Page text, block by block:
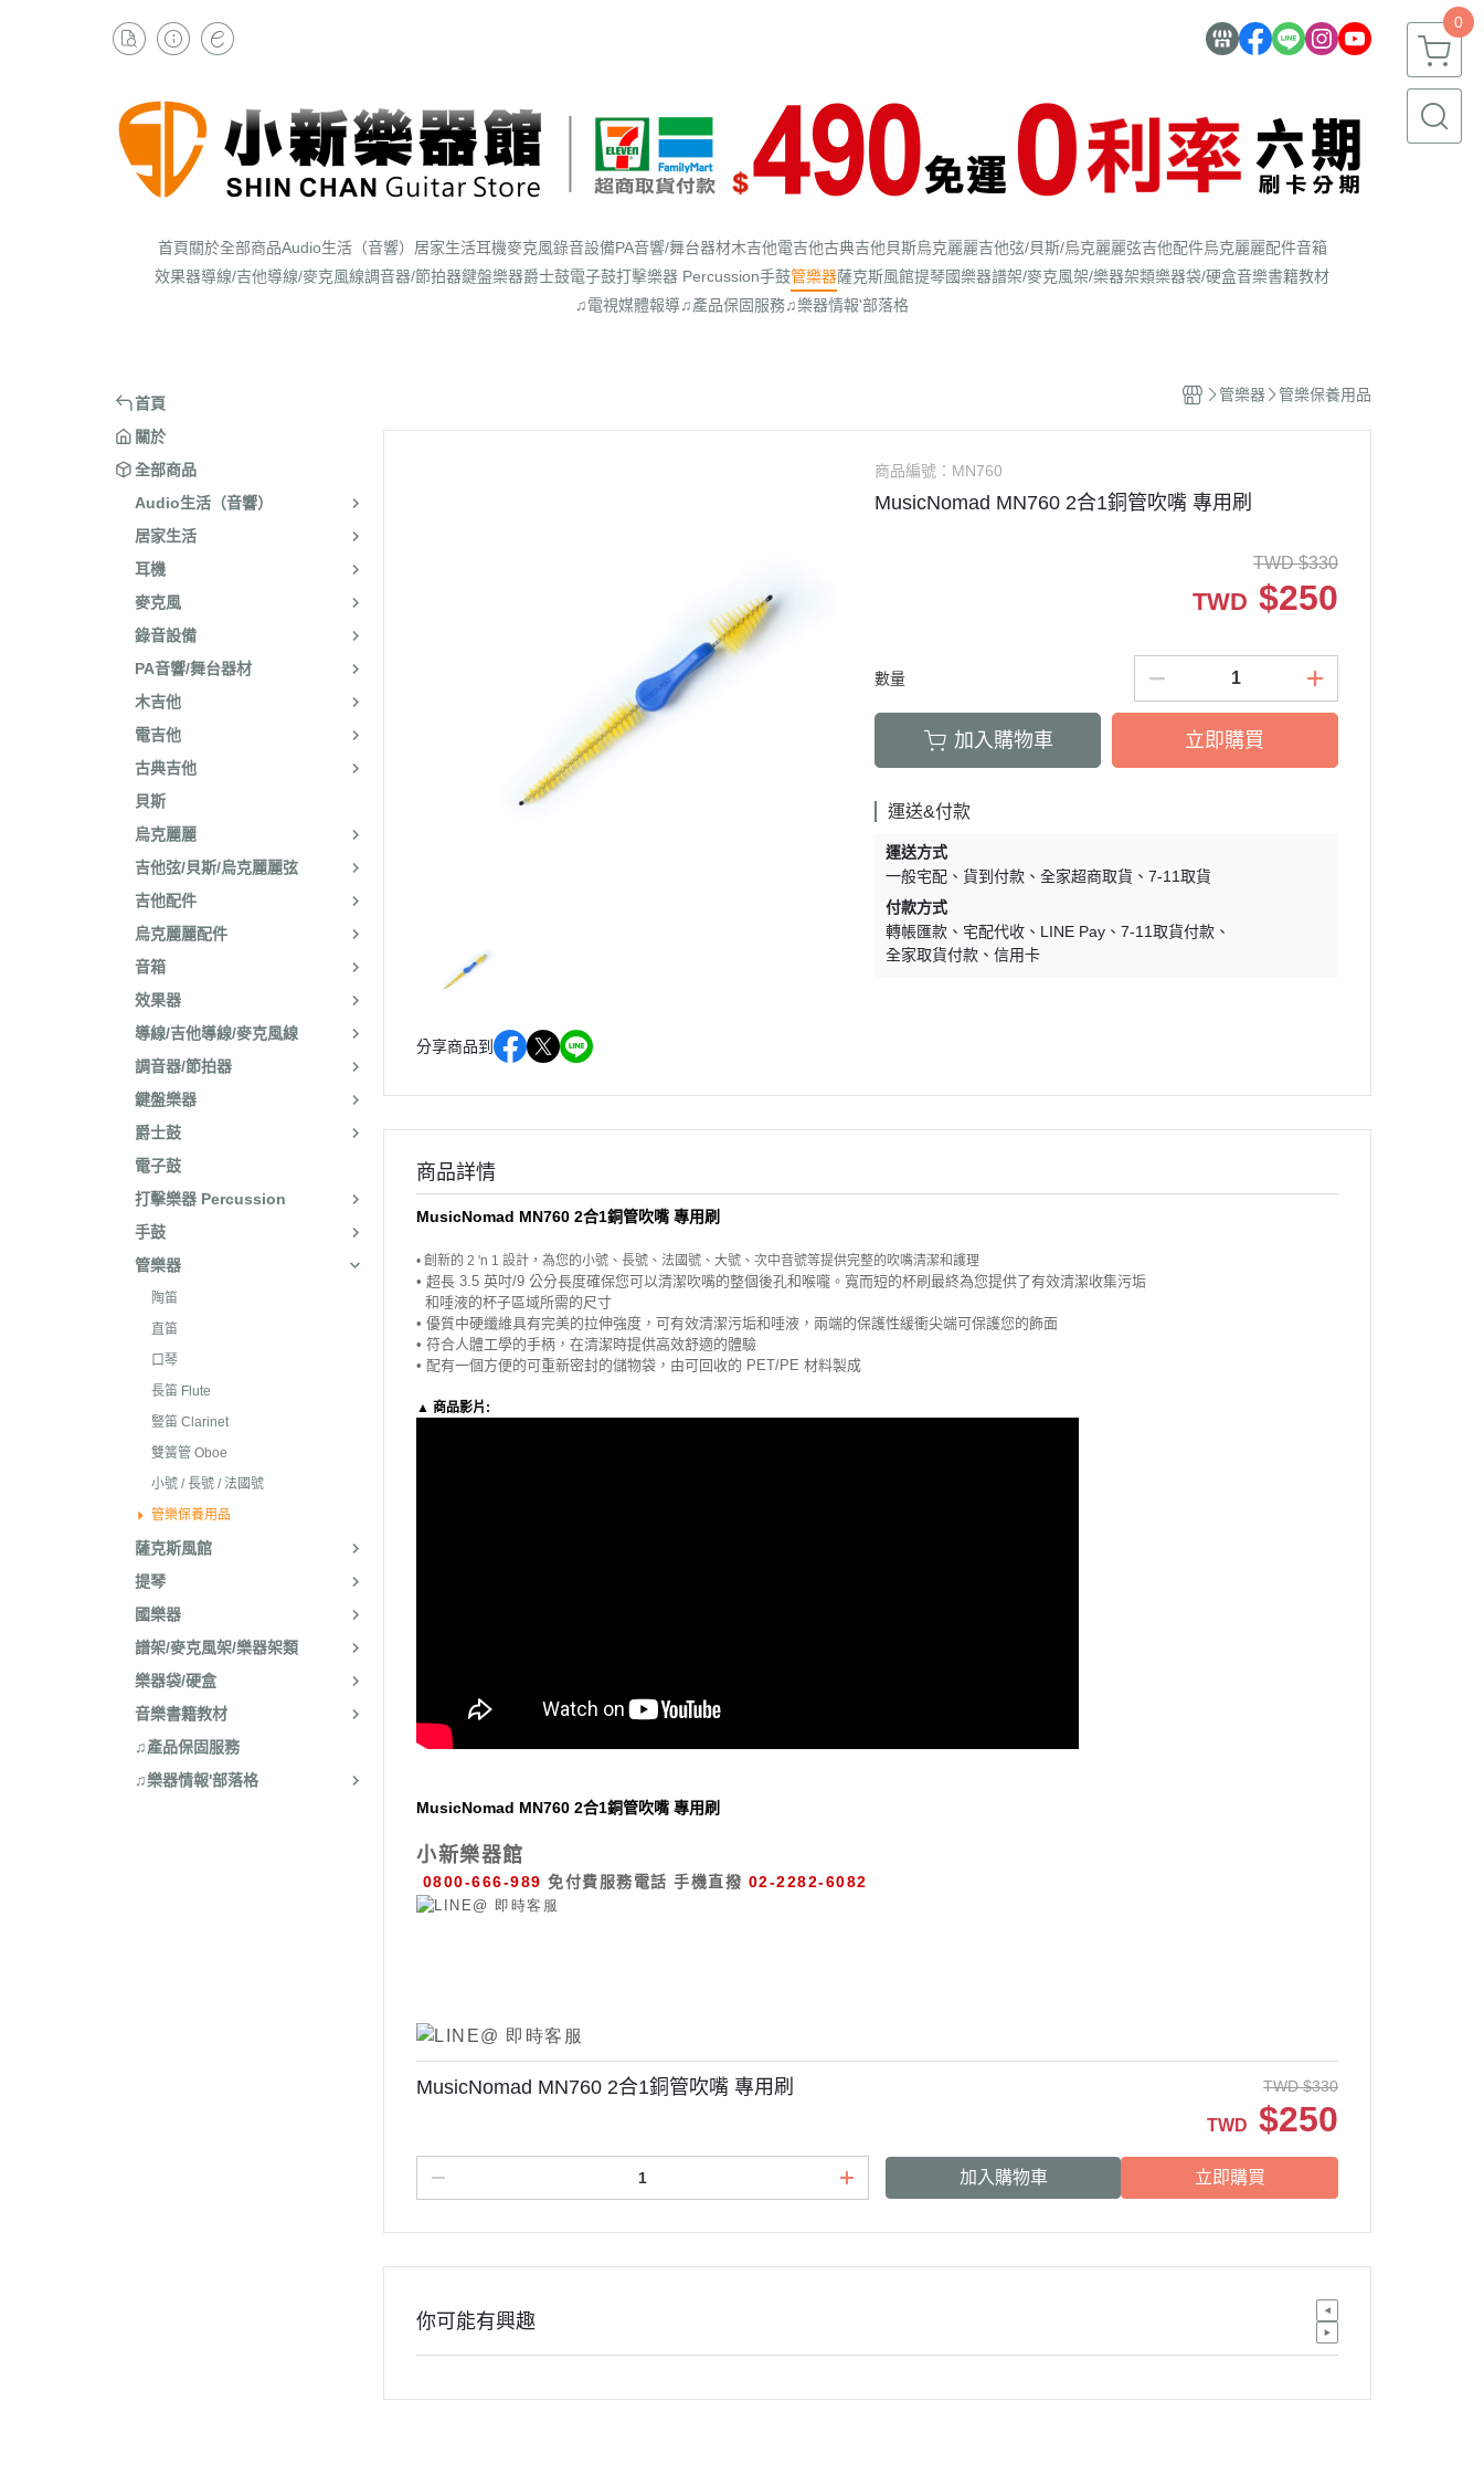
0
首頁關於全部商品Audio生活（音響） 居家生活耳機麥克風錄音設備PA音響/舞台器材木吉他電吉他古典吉他貝斯烏克麗麗吉他弦/貝斯/烏克麗麗弦吉他配件烏克麗麗配件音箱
效果器導線/吉他導線/麥克風線調音器/節拍器鍵盤樂器爵士鼓電子鼓打擊樂器 Percussion手鼓管樂器薩克斯風館提琴國樂器譜架/麥克風架/樂器架類樂器袋/硬盒音樂書籍教材
♫電視媒體報導♫產品保固服務♫樂器情報'部落格
首頁
關於
全部商品
Audio生活（音響）
居家生活
耳機
麥克風
錄音設備
PA音響/舞台器材
木吉他
電吉他
古典吉他
貝斯
烏克麗麗
吉他弦/貝斯/烏克麗麗弦
吉他配件
烏克麗麗配件
音箱
效果器
導線/吉他導線/麥克風線
調音器/節拍器
鍵盤樂器
爵士鼓
電子鼓
打擊樂器 Percussion
手鼓
管樂器
陶笛
直笛
口琴
長笛 Flute
豎笛 Clarinet
雙簧管 Oboe
小號 / 長號 / 法國號
管樂保養用品
薩克斯風館
提琴
國樂器
譜架/麥克風架/樂器架類
樂器袋/硬盒
音樂書籍教材
♫產品保固服務
♫樂器情報'部落格
管樂器 管樂保養用品
分享商品到
商品編號： MN760
MusicNomad MN760 2合1銅管吹嘴 專用刷
TWD $330
TWD $250
數量
加入購物車 立即購買
運送&付款
運送方式
一般宅配
貨到付款 全家超商取貨
7-11取貨
付款方式
轉帳匯款
宅配代收 LINE Pay
7-11取貨付款
全家取貨付款
信用卡
商品詳情
MusicNomad MN760 2合1銅管吹嘴 專用刷
• 創新的 2 'n 1 設計，為您的小號、長號、法國號、大號、次中音號等提供完整的吹嘴清潔和護理
• 超長 3.5 英吋/9 公分長度確保您可以清潔吹嘴的整個後孔和喉嚨。寬而短的杯刷最終為您提供了有效清潔收集污垢
和唾液的杯子區域所需的尺寸
• 優質中硬纖維具有完美的拉伸強度，可有效清潔污垢和唾液，兩端的保護性緩衝尖端可保護您的飾面
• 符合人體工學的手柄，在清潔時提供高效舒適的體驗
• 配有一個方便的可重新密封的儲物袋，由可回收的 PET/PE 材料製成
▲ 商品影片:
MusicNomad MN760 2合1銅管吹嘴 專用刷
小新樂器館
0800-666-989 免付費服務電話 手機直撥 02-2282-6082
MusicNomad MN760 2合1銅管吹嘴 專用刷 TWD $330
TWD $250
加入購物車 立即購買
你可能有興趣